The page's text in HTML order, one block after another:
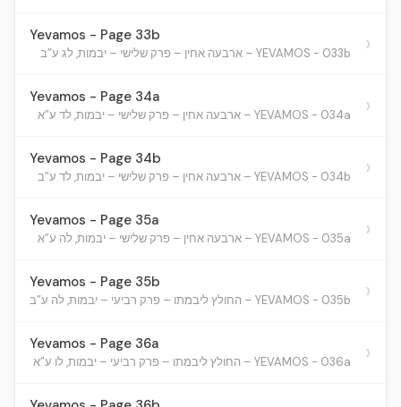
Yevamos - Page 33b
YEVAMOS - 033b – ארבעה אחין – פרק שלישי – יבמות, לג ע”ב ›
Yevamos - Page 34a
YEVAMOS - 034a – ארבעה אחין – פרק שלישי – יבמות, לד ע”א ›
Yevamos - Page 34b
YEVAMOS - 034b – ארבעה אחין – פרק שלישי – יבמות, לד ע”ב ›
Yevamos - Page 35a
YEVAMOS - 035a – ארבעה אחין – פרק שלישי – יבמות, לה ע”א ›
Yevamos - Page 35b
YEVAMOS - 035b – החולץ ליבמתו – פרק רביעי – יבמות, לה ע”ב ›
Yevamos - Page 36a
YEVAMOS - 036a – החולץ ליבמתו – פרק רביעי – יבמות, לו ע”א ›